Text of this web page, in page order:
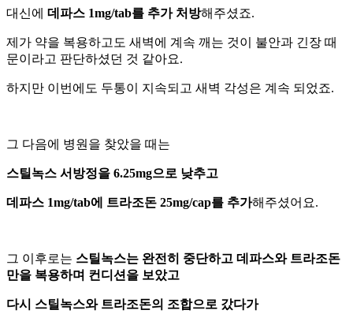
대신에 데파스 1mg/tab를 추가 처방해주셨죠.
제가 약을 복용하고도 새벽에 계속 깨는 것이 불안과 긴장 때
문이라고 판단하셨던 것 같아요.
하지만 이번에도 두통이 지속되고 새벽 각성은 계속 되었죠.
그 다음에 병원을 찾았을 때는
스틸녹스 서방정을 6.25mg으로 낮추고
데파스 1mg/tab에 트라조돈 25mg/cap를 추가해주셨어요.
그 이후로는 스틸녹스는 완전히 중단하고 데파스와 트라조돈
만을 복용하며 컨디션을 보았고
다시 스틸녹스와 트라조돈의 조합으로 갔다가